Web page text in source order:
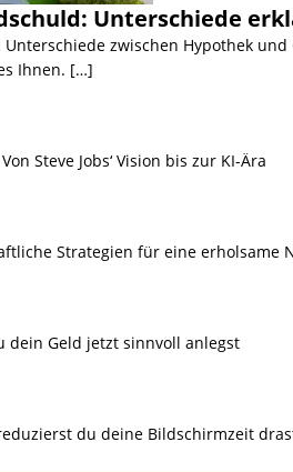
Unterschiede
zwischen Hypothek
Ihnen. […]
Steve Jobs‘ Vision bis zur KI-Ära
Strategien für eine erholsame
dein Geld jetzt sinnvoll anlegst
du deine Bildschirmzeit